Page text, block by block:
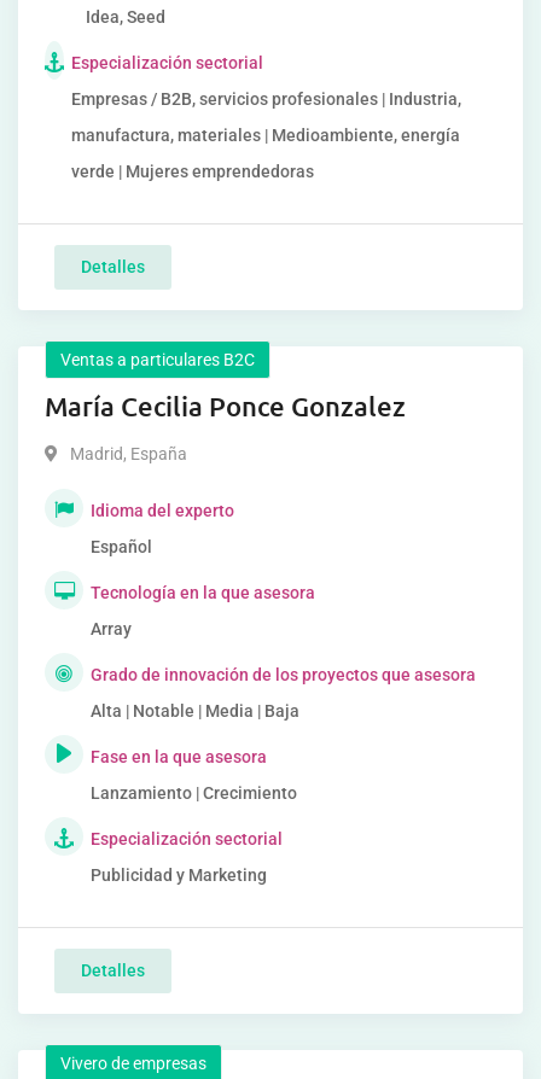
Idea, Seed
Especialización sectorial
Empresas / B2B, servicios profesionales | Industria,
manufactura, materiales | Medioambiente, energía
verde | Mujeres emprendedoras
Detalles
Ventas a particulares B2C
María Cecilia Ponce Gonzalez
Madrid, España
Idioma del experto
Español
Tecnología en la que asesora
Array
Grado de innovación de los proyectos que asesora
Alta | Notable | Media | Baja
Fase en la que asesora
Lanzamiento | Crecimiento
Especialización sectorial
Publicidad y Marketing
Detalles
Vivero de empresas